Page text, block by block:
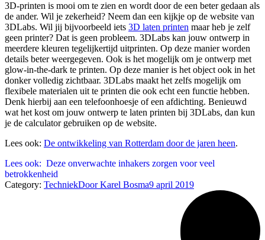
3D-printen is mooi om te zien en wordt door de een beter gedaan als
de ander. Wil je zekerheid? Neem dan een kijkje op de website van
3DLabs. Wil jij bijvoorbeeld iets 3D laten printen maar heb je zelf
geen printer? Dat is geen probleem. 3DLabs kan jouw ontwerp in
meerdere kleuren tegelijkertijd uitprinten. Op deze manier worden
details beter weergegeven. Ook is het mogelijk om je ontwerp met
glow-in-the-dark te printen. Op deze manier is het object ook in het
donker volledig zichtbaar. 3DLabs maakt het zelfs mogelijk om
flexibele materialen uit te printen die ook echt een functie hebben.
Denk hierbij aan een telefoonhoesje of een afdichting. Benieuwd
wat het kost om jouw ontwerp te laten printen bij 3DLabs, dan kun
je de calculator gebruiken op de website.
Lees ook: De ontwikkeling van Rotterdam door de jaren heen.
Lees ook: Deze onverwachte inhakers zorgen voor veel
betrokkenheid
Category: TechniekDoorKarel Bosma9 april 2019